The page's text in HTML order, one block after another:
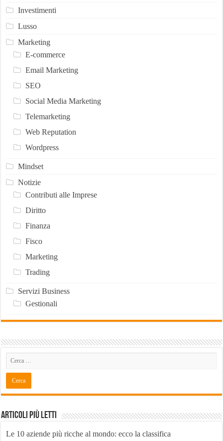
Investimenti
Lusso
Marketing
E-commerce
Email Marketing
SEO
Social Media Marketing
Telemarketing
Web Reputation
Wordpress
Mindset
Notizie
Contributi alle Imprese
Diritto
Finanza
Fisco
Marketing
Trading
Servizi Business
Gestionali
Articoli Più Letti
Le 10 aziende più ricche al mondo: ecco la classifica